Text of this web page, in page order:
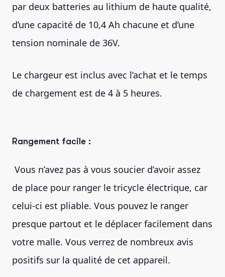
par deux batteries au lithium de haute qualité,
d’une capacité de 10,4 Ah chacune et d’une
tension nominale de 36V.
Le chargeur est inclus avec l’achat et le temps
de chargement est de 4 à 5 heures.
Rangement facile :
Vous n’avez pas à vous soucier d’avoir assez
de place pour ranger le tricycle électrique, car
celui-ci est pliable. Vous pouvez le ranger
presque partout et le déplacer facilement dans
votre malle. Vous verrez de nombreux avis
positifs sur la qualité de cet appareil.